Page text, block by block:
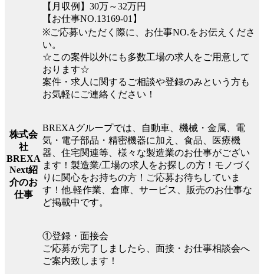
【月収例】30万～32万円
【お仕事NO.13169-01】
※ご応募いただく際に、お仕事NO.をお伝えくださ
い。
☆この案件以外にも多数工場の求人をご用意して
おります☆
案件・求人に関するご相談や登録のみという方も
お気軽にご連絡ください！
株式会
社
BREXA
Next紹
介のお
仕事
BREXAグループでは、自動車、機械・金属、電
気・電子部品・精密機器に加え、食品、医療機
器、住宅関連等、様々な製造業のお仕事がござい
ます！製造業/工場の求人をお探しの方！モノづく
りに関心をお持ちの方！ご応募お待ちしていま
す！他.軽作業、倉庫、サービス、販売のお仕事な
ど掲載中です。
①登録・面接会
ご応募が完了しましたら、面接・お仕事相談会へ
ご案内致します！